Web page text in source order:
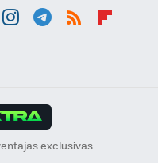
exclusivas